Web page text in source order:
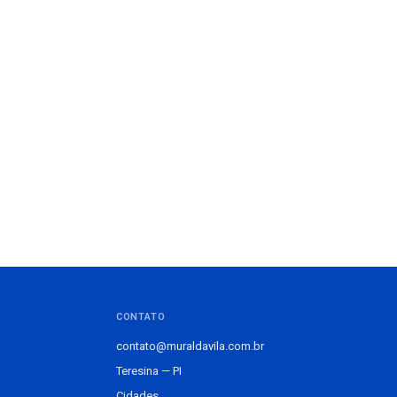
CONTATO
contato@muraldavila.com.br
Teresina — PI